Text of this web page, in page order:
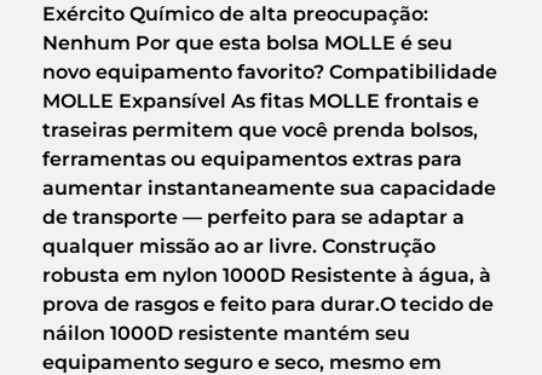
Exército Químico de alta preocupação:
Nenhum Por que esta bolsa MOLLE é seu
novo equipamento favorito? Compatibilidade
MOLLE Expansível As fitas MOLLE frontais e
traseiras permitem que você prenda bolsos,
ferramentas ou equipamentos extras para
aumentar instantaneamente sua capacidade
de transporte — perfeito para se adaptar a
qualquer missão ao ar livre. Construção
robusta em nylon 1000D Resistente à água, à
prova de rasgos e feito para durar.O tecido de
náilon 1000D resistente mantém seu
equipamento seguro e seco, mesmo em